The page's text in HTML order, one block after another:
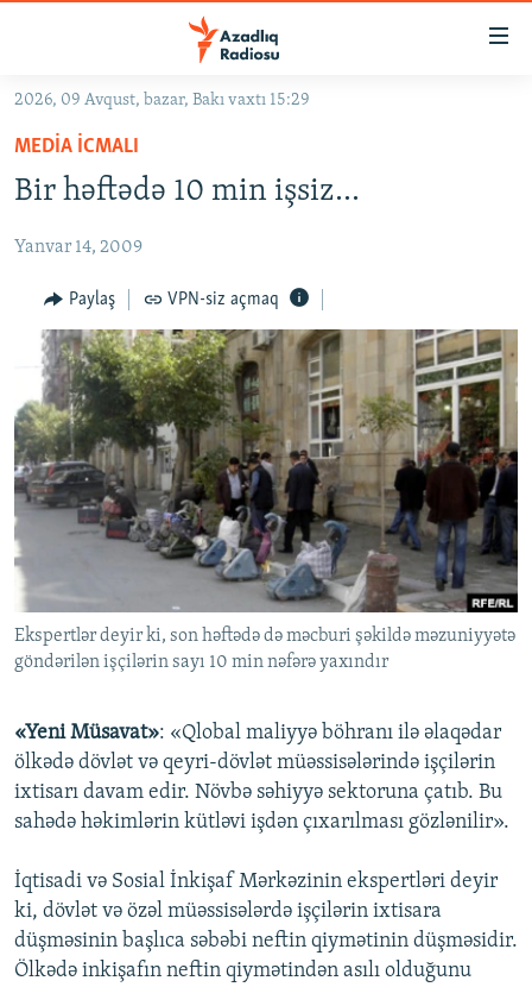
Əsas
qayıt
Əsas
qayıt
GÜNDƏM
#İZAHLA
#ƏSLINDƏ
FƏRQƏ BAX
QANUNI DOĞRU
ARAŞDIRMA
MULTIMEDIA
VIDEO
FOTOQALEREYA
KARIKATURA
RADIO ARXIV
OXU ZALI
AZƏRBAYCAN ƏDƏBIYYATI KITABXANASI
İSLAM VƏ DEMOKRATIYA
İZ - MƏDƏNIYYƏT PROQRAMI
HAQQIMIZDA
PEŞƏ ETIKASI VƏ JURNALISTIKA STANDARTLARIMIZ
MATERIALLARIMIZDAN ISTIFADƏ
BIZIMLƏ ƏLAQƏ
XƏBƏR BÜLLETENLƏRIMIZ
BIZI IZLƏ
2026, 09 Avqust, bazar, Bakı vaxtı 15:29
MEDIA ICMALI
Bir həftədə 10 min işsiz…
Yanvar 14, 2009
Paylaş VPN-siz açmaq
Ekspertlər deyir ki, son həftədə də məcburi şəkildə məzuniyyətə
göndərilən işçilərin sayı 10 min nəfərə yaxındır
«Yeni Müsavat»: «Qlobal maliyyə böhranı ilə əlaqədar
ölkədə dövlət və qeyri-dövlət müəssisələrində işçilərin
ixtisarı davam edir. Növbə səhiyyə sektoruna çatıb. Bu
sahədə həkimlərin kütləvi işdən çıxarılması gözlənilir».
İqtisadi və Sosial İnkişaf Mərkəzinin ekspertləri deyir
ki, dövlət və özəl müəssisələrdə işçilərin ixtisara
düşməsinin başlıca səbəbi neftin qiymətinin düşməsidir.
Ölkədə inkişafın neftin qiymətindən asılı olduğunu